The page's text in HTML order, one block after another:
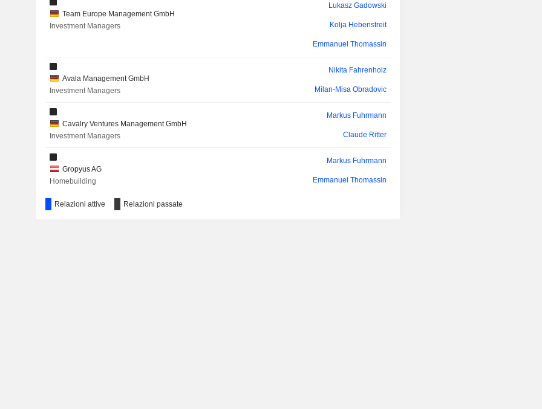
Team Europe Management GmbH
Investment Managers
Lukasz Gadowski
Kolja Hebenstreit
Emmanuel Thomassin
Avala Management GmbH
Investment Managers
Nikita Fahrenholz
Milan-Misa Obradovic
Cavalry Ventures Management GmbH
Investment Managers
Markus Fuhrmann
Claude Ritter
Gropyus AG
Homebuilding
Markus Fuhrmann
Emmanuel Thomassin
Relazioni attive Relazioni passate